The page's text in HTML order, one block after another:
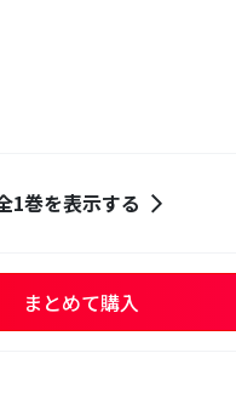
1巻を表示する
まとめて購入